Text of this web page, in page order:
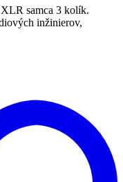
samca 3 kolík.
inžinierov,